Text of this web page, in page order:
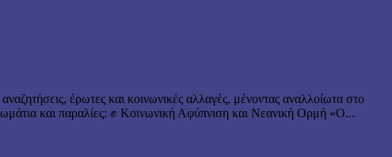
έρωτες και κοινωνικές αλλαγές, μένοντας αναλλοίωτα στο
και παραλίες: ✊ Κοινωνική Αφύπνιση και Νεανική Ορμή «Ο...